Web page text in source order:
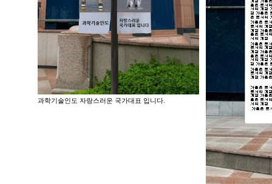
과학기술인도 자랑스러운 국가대표 입니다.